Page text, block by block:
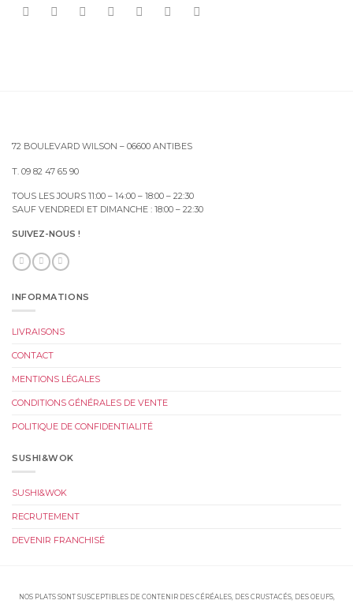
72 BOULEVARD WILSON – 06600 ANTIBES
T. 09 82 47 65 90
TOUS LES JOURS 11:00 – 14:00 – 18:00 – 22:30
SAUF VENDREDI ET DIMANCHE : 18:00 – 22:30
SUIVEZ-NOUS !
INFORMATIONS
LIVRAISONS
CONTACT
MENTIONS LÉGALES
CONDITIONS GÉNÉRALES DE VENTE
POLITIQUE DE CONFIDENTIALITÉ
SUSHI&WOK
SUSHI&WOK
RECRUTEMENT
DEVENIR FRANCHISÉ
NOS PLATS SONT SUSCEPTIBLES DE CONTENIR DES CÉRÉALES, DES CRUSTACÉS, DES OEUFS,